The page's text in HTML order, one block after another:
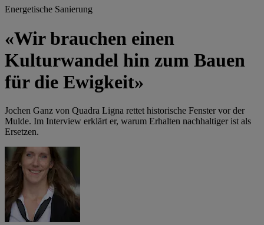
Energetische Sanierung
«Wir brauchen einen
Kulturwandel hin zum Bauen
für die Ewigkeit»
Jochen Ganz von Quadra Ligna rettet historische Fenster vor der
Mulde. Im Interview erklärt er, warum Erhalten nachhaltiger ist als
Ersetzen.